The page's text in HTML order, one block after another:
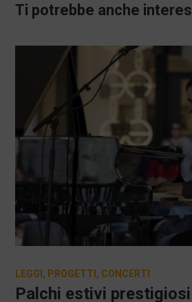
Ti potrebbe anche
Palchi estivi prestigiosi
LEGGI, PROGETTI, CONCERTI